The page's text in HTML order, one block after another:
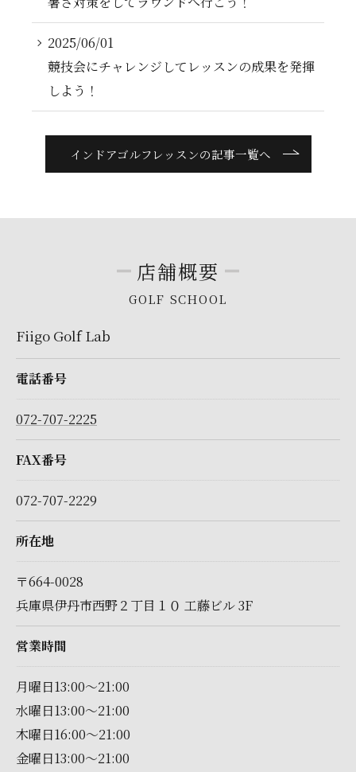
2025/06/01
競技会にチャレンジしてレッスンの成果を発揮
しよう！
インドアゴルフレッスンの記事一覧へ
店舗概要
GOLF SCHOOL
Fiigo Golf Lab
電話番号
072-707-2225
FAX番号
072-707-2229
所在地
〒664-0028
兵庫県伊丹市西野２丁目１０ 工藤ビル 3F
営業時間
月曜日13:00～21:00
水曜日13:00～21:00
木曜日16:00～21:00
金曜日13:00～21:00